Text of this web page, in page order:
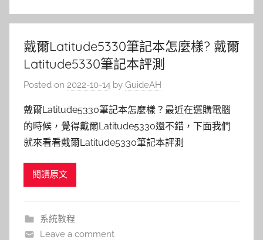
戴爾Latitude5330筆記本怎麼樣? 戴爾
Latitude5330筆記本評測
Posted on 2022-10-14 by GuideAH
戴爾Latitude5330筆記本怎麼樣？最近在選購電腦
的時候，覺得戴爾Latitude5330還不錯，下面我們
就來看看戴爾Latitude5330筆記本評測
閱讀原文
系統教程
Leave a comment